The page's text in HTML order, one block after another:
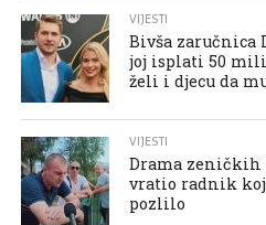
VIJESTI
Bivša zaručnica
joj isplati 50
želi i djecu da
VIJESTI
Drama zeničkih
vratio radnik
pozlilo